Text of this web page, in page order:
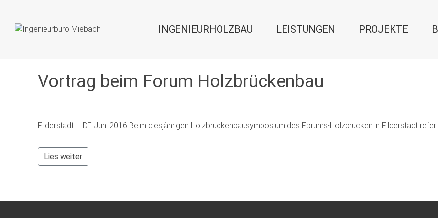
INGENIEURHOLZBAU LEISTUNGEN PROJEKTE
Vortrag beim Forum Holzbrückenbau
Filderstadt – DE Juni 2016 Beim diesjährigen Holzbrückenbausymposium des Forums-Holzbrücken in Filderstadt
Lies weiter